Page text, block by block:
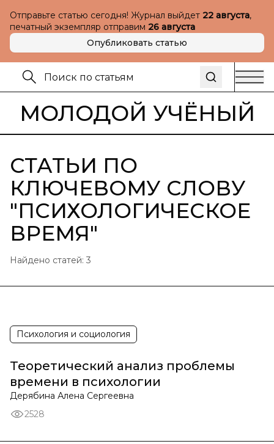
Отправьте статью сегодня! Журнал выйдет 22 августа,
печатный экземпляр отправим 26 августа
Опубликовать статью
МОЛОДОЙ УЧЁНЫЙ
СТАТЬИ ПО
КЛЮЧЕВОМУ СЛОВУ
"ПСИХОЛОГИЧЕСКОЕ
ВРЕМЯ"
Найдено статей: 3
Психология и социология
Теоретический анализ проблемы
времени в психологии
Дерябина Алена Сергеевна
2528